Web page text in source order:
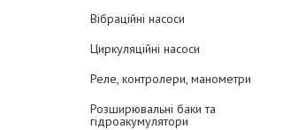
Вібраційні насоси
Циркуляційні насоси
Реле, контролери, манометри
Розширювальні баки та
гідроакумулятори